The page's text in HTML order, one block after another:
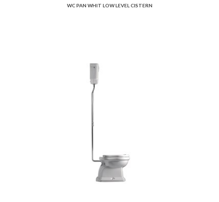
WC PAN WHIT LOW LEVEL CISTERN